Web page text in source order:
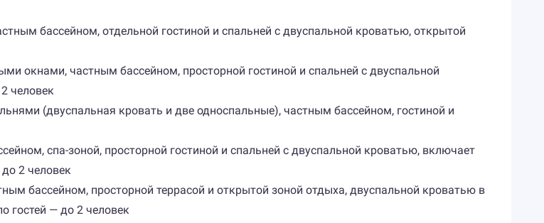
бассейном, отдельной гостиной и спальней с двуспальной кроватью, открытой
окнами, частным бассейном, просторной гостиной и спальней с двуспальной
человек
(двуспальная кровать и две односпальные), частным бассейном, гостиной и
спа-зоной, просторной гостиной и спальней с двуспальной кроватью, включает
2 человек
бассейном, просторной террасой и открытой зоной отдыха, двуспальной кроватью в
гостей — до 2 человек